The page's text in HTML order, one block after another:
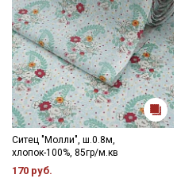
Ситец "Молли", ш.0.8м,
хлопок-100%, 85гр/м.кв
170 руб.